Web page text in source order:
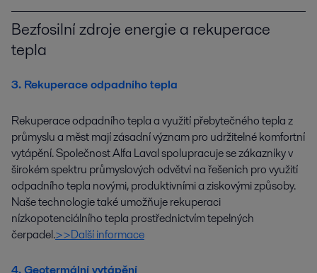
Bezfosilní zdroje energie a rekuperace
tepla
3. Rekuperace odpadního tepla
Rekuperace odpadního tepla a využití přebytečného tepla z
průmyslu a měst mají zásadní význam pro udržitelné komfortní
vytápění. Společnost Alfa Laval spolupracuje se zákazníky v
širokém spektru průmyslových odvětví na řešeních pro využití
odpadního tepla novými, produktivními a ziskovými způsoby.
Naše technologie také umožňuje rekuperaci
nízkopotenciálního tepla prostřednictvím tepelných
čerpadel.>>Další informace